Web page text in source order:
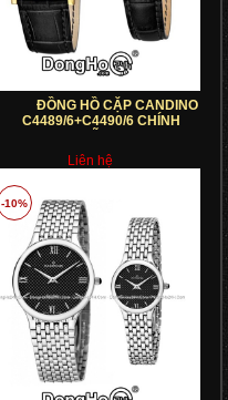
ĐỒNG HỒ CẶP CANDINO
C4489/6+C4490/6 CHÍNH
Liên hệ
-10%